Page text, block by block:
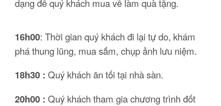
dạng để quý khách mua về làm quà tặng.
16h00: Thời gian quý khách đi lại tự do, khám
phá thung lũng, mua sắm, chụp ảnh lưu niệm.
18h30 : Quý khách ăn tối tại nhà sàn.
20h00 : Quý khách tham gia chương trình đốt